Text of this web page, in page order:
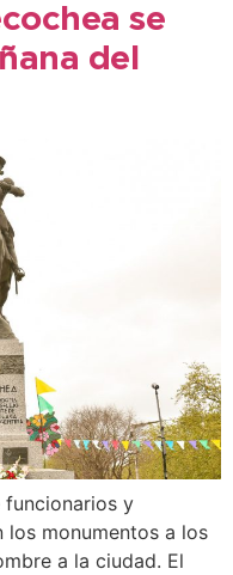
se
del
funcionarios y
los monumentos a los
a la ciudad. El